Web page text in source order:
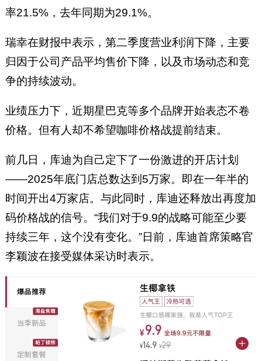
率21.5%，去年同期为29.1%。
瑞幸在财报中表示，第二季度营业利润下降，主要
归因于公司产品平均售价下降，以及市场动态和竞
争的持续波动。
业绩压力下，近期星巴克等多个品牌开始表态不卷
价格。但有人却不希望咖啡价格战提前结束。
前几日，库迪为自己定下了一份激进的开店计划
——2025年底门店总数达到5万家。即在一年半的
时间开出4万家店。与此同时，库迪还释放出再度加
码价格战的信号。“我们对于9.9的战略可能至少要
持续三年，这个没有变化。”日前，库迪首席策略官
李颖波在接受媒体采访时表示。